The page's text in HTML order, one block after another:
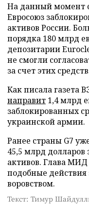
На данный момент
Евросоюз
активов России.
порядка 180 млрд
депозитарии
не смогли
за счет этих
Как писала газета
направит 1,4 млрд
заблокированных
украинской армии.
Ранее страны G7
45,5 млрд долларов
активов. Глава МИД
подобные действия
воровством.
Текст: Тимур